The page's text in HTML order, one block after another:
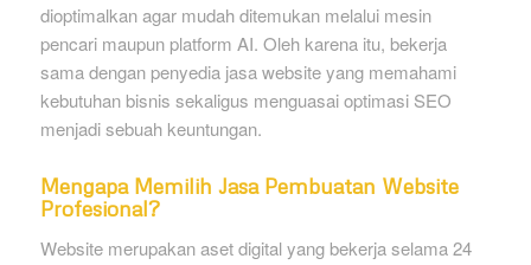
dioptimalkan agar mudah ditemukan melalui mesin
pencari maupun platform AI. Oleh karena itu, bekerja
sama dengan penyedia jasa website yang memahami
kebutuhan bisnis sekaligus menguasai optimasi SEO
menjadi sebuah keuntungan.
Mengapa Memilih Jasa Pembuatan Website
Profesional?
Website merupakan aset digital yang bekerja selama 24